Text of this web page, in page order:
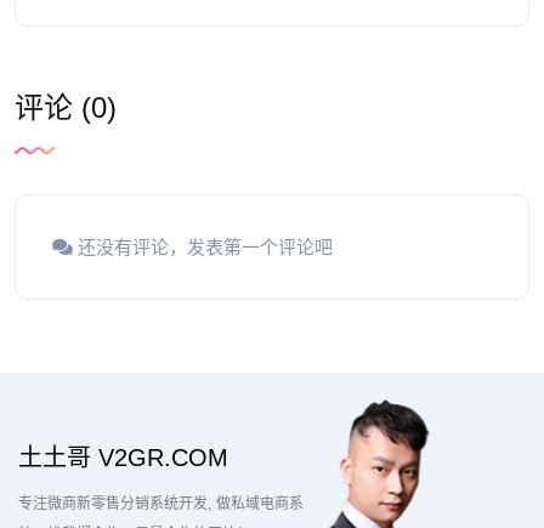
评论 (0)
还没有评论，发表第一个评论吧
土土哥 V2GR.COM
专注微商新零售分销系统开发 做私域电商系